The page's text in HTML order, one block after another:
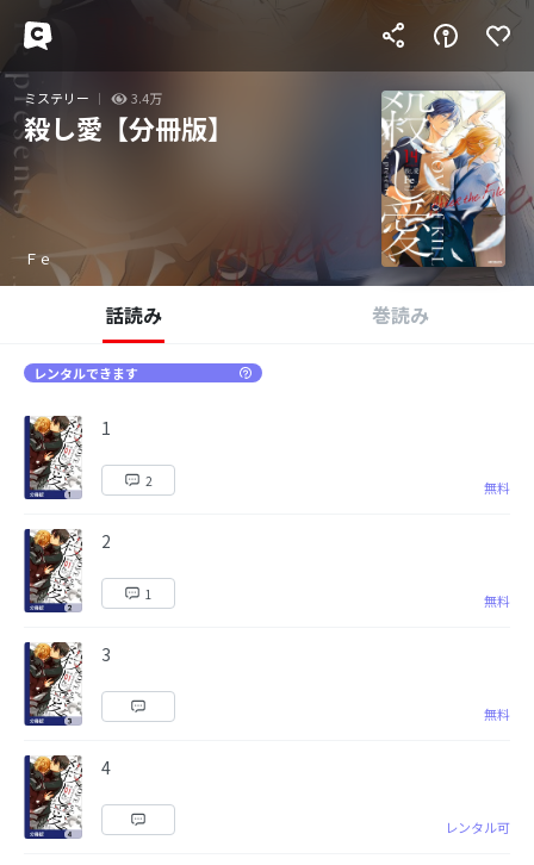
ミステリー 3.4万
殺し愛【分冊版】
Ｆｅ
話読み 巻読み
レンタルできます
1
2 無料
2
1 無料
3
無料
4
レンタル可